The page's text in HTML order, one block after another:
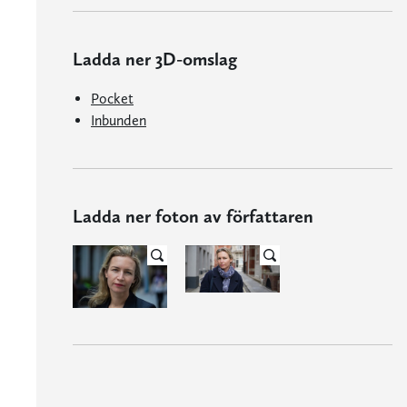
Ladda ner 3D-omslag
Pocket
Inbunden
Ladda ner foton av författaren